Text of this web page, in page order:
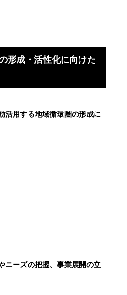
形成・活性化に向けた
活用する地域循環圏の形成に
ニーズの把握、事業展開の立